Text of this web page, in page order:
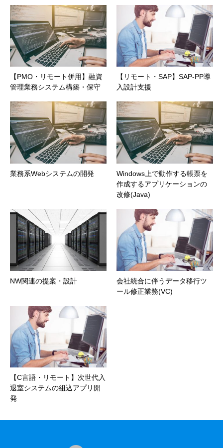
【PMO・リモート併用】融資
管理業務システム構築・保守
【リモート・SAP】SAP-PP導
入設計支援
業務系Webシステムの開発
Windows上で動作する帳票を
作成するアプリケーションの
改修(Java)
NW関連の提案・設計
会社統合に伴うデータ移行ツ
ール修正業務(VC)
【C言語・リモート】次世代入
退室システムの組込アプリ開
発